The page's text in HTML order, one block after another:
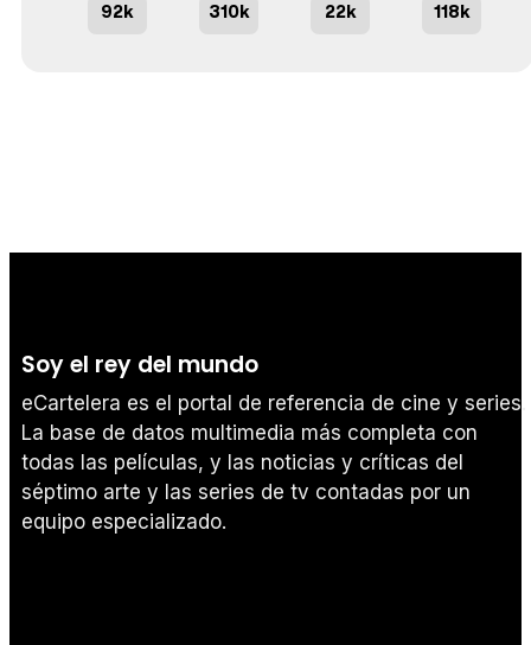
92k 310k 22k 118k
Soy el rey del mundo
eCartelera es el portal de referencia de cine y series.
La base de datos multimedia más completa con
todas las películas, y las noticias y críticas del
séptimo arte y las series de tv contadas por un
equipo especializado.